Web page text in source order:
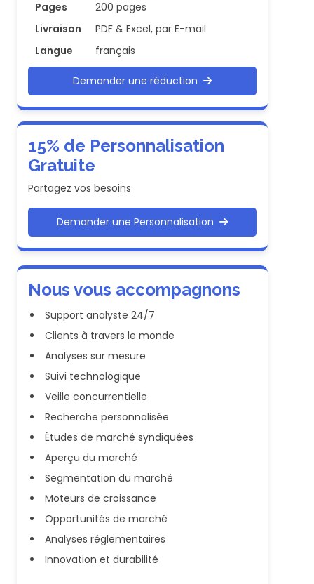
Pages
200 pages
Livraison
PDF & Excel, par E-mail
Langue
français
Demander une réduction
15% de Personnalisation
Gratuite
Partagez vos besoins
Demander une Personnalisation
Nous vous accompagnons
Support analyste 24/7
Clients à travers le monde
Analyses sur mesure
Suivi technologique
Veille concurrentielle
Recherche personnalisée
Études de marché syndiquées
Aperçu du marché
Segmentation du marché
Moteurs de croissance
Opportunités de marché
Analyses réglementaires
Innovation et durabilité